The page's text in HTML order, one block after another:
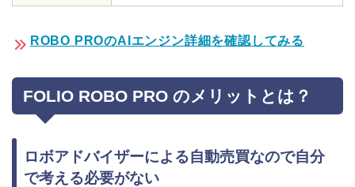
ROBO PROのAIエンジン詳細を確認してみる
FOLIO ROBO PRO のメリットとは？
ロボアドバイザーによる自動売買なので自分
で考える必要がない